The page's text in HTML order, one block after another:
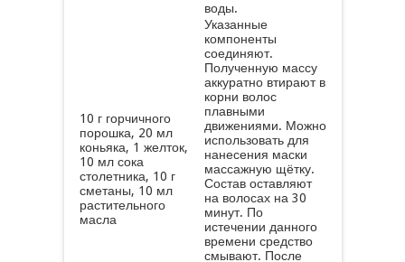
воды.
10 г горчичного
порошка, 20 мл
коньяка, 1 желток,
10 мл сока
столетника, 10 г
сметаны, 10 мл
растительного
масла
Указанные
компоненты
соединяют.
Полученную массу
аккуратно втирают в
корни волос
плавными
движениями. Можно
использовать для
нанесения маски
массажную щётку.
Состав оставляют
на волосах на 30
минут. По
истечении данного
времени средство
смывают. После